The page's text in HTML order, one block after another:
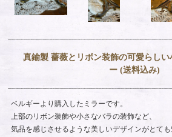
真鍮製 薔薇とリボン装飾の可愛らしい
ー (送料込み)
ベルギーより購入したミラーです。
上部のリボン装飾や小さなバラの装飾など、
気品を感じさせるような美しいデザインがとても